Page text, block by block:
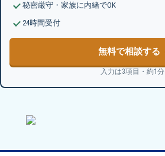
秘密厳守・家族に内緒でOK
24時間受付
無料で相談する
入力は3項目・約1分